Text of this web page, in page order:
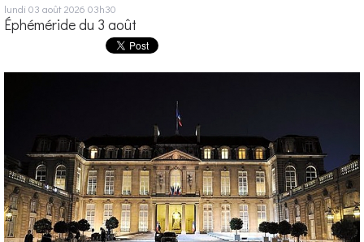
lundi 03 août 2026 03h30
Éphéméride du 3 août